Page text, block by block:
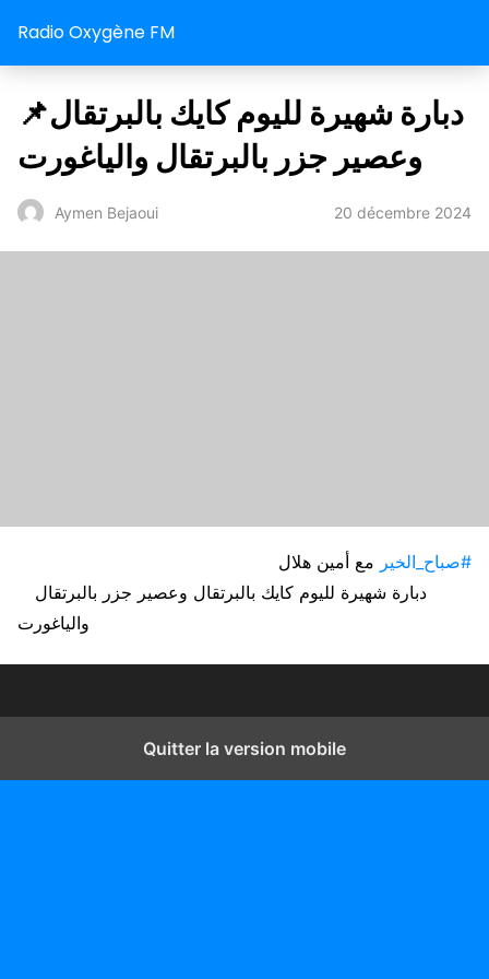
Radio Oxygène FM
📌دبارة شهيرة لليوم كايك بالبرتقال
وعصير جزر بالبرتقال والياغورت
Aymen Bejaoui 20 décembre 2024
#صباح_الخير مع أمين هلال
دبارة شهيرة لليوم كايك بالبرتقال وعصير جزر بالبرتقال
والياغورت
Quitter la version mobile